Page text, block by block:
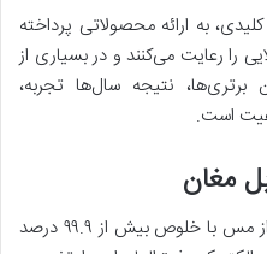
به ارائه محصولاتی پرداخته
را رعایت می‌کنند و در بسیاری از
برتری‌ها، نتیجه سال‌ها تجربه،
است.
مغان
کابل مغان در تمام محصولات خود، از مس با خلوص بیش از ۹۹.۹ درصد